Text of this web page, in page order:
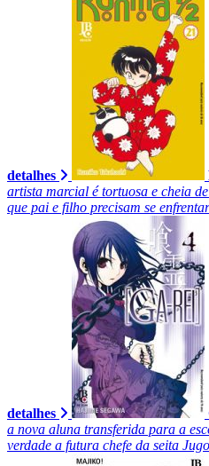
detalhes
artista marcial é tortuosa e cheia
que pai e filho precisam se
detalhes
a nova aluna transferida para a
verdade a futura chefe da seita